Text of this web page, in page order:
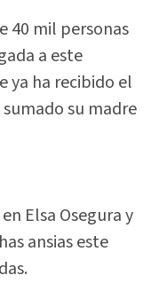
40 mil personas
a este
ya ha recibido el
su madre
Elsa Osegura y
ansias este